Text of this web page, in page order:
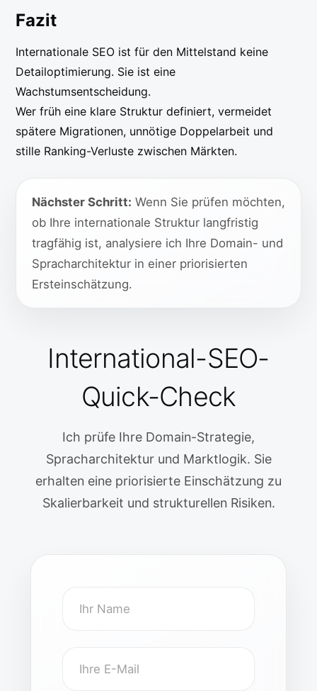
Fazit
Internationale SEO ist für den Mittelstand keine
Detailoptimierung. Sie ist eine
Wachstumsentscheidung.
Wer früh eine klare Struktur definiert, vermeidet
spätere Migrationen, unnötige Doppelarbeit und
stille Ranking-Verluste zwischen Märkten.
Nächster Schritt: Wenn Sie prüfen möchten,
ob Ihre internationale Struktur langfristig
tragfähig ist, analysiere ich Ihre Domain- und
Spracharchitektur in einer priorisierten
Ersteinschätzung.
International-SEO-
Quick-Check
Ich prüfe Ihre Domain-Strategie,
Spracharchitektur und Marktlogik. Sie
erhalten eine priorisierte Einschätzung zu
Skalierbarkeit und strukturellen Risiken.